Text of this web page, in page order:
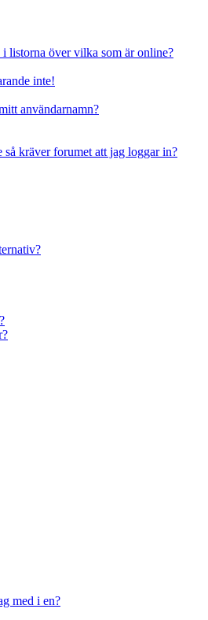
listorna över vilka som är online?
inte!
användarnamn?
kräver forumet att jag loggar in?
med i en?